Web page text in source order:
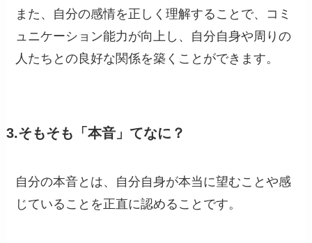
また、自分の感情を正しく理解することで、コミ
ュニケーション能力が向上し、自分自身や周りの
人たちとの良好な関係を築くことができます。
3.そもそも「本音」てなに？
自分の本音とは、自分自身が本当に望むことや感
じていることを正直に認めることです。